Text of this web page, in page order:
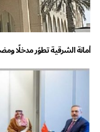
أمانة الشرقية تطوّر مدخلًا